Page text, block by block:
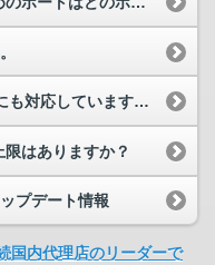
Socketのゼロタッチ接続はPPPoEにも対応していますか？
はありますか？
プデート情報